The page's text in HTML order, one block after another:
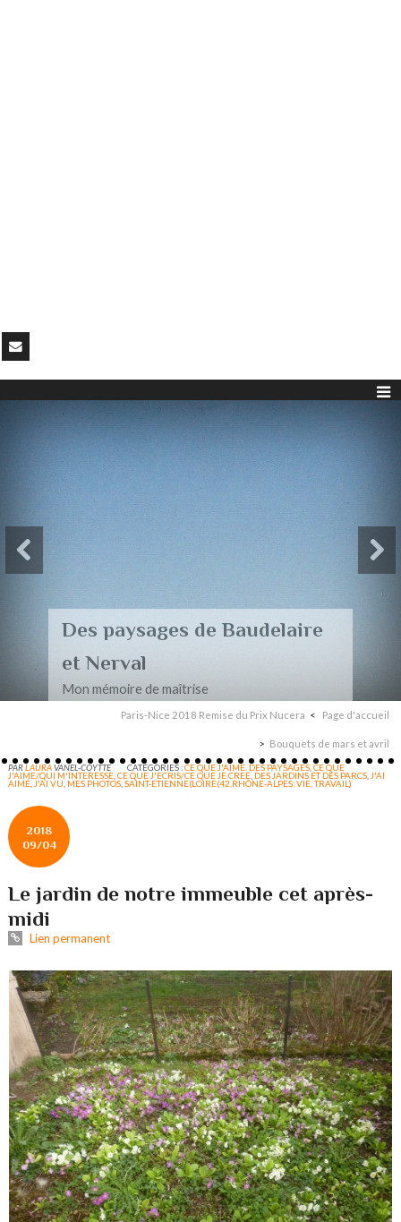
Des paysages de Baudelaire
et Nerval
Mon mémoire de maîtrise
Paris-Nice 2018 Remise du Prix Nucera Page d'accueil
Bouquets de mars et avril
PARLAURAVANEL-COYTTE CATÉGORIES :CE QUE J'AIME. DES PAYSAGES ,CE QUE
J'AIME/QUI M'INTERESSE ,CE QUE J'ECRIS/CE QUE JE CREE DES JARDINS ET DES PARCS J'AI
AIMÉ J'AI VU MES PHOTOS ,SAINT-ETIENNE(LOIRE(42,RHÔNE-ALPES: VIE, TRAVAIL)
2018
09/04
Le jardin de notre immeuble cet après-
midi
Lien permanent